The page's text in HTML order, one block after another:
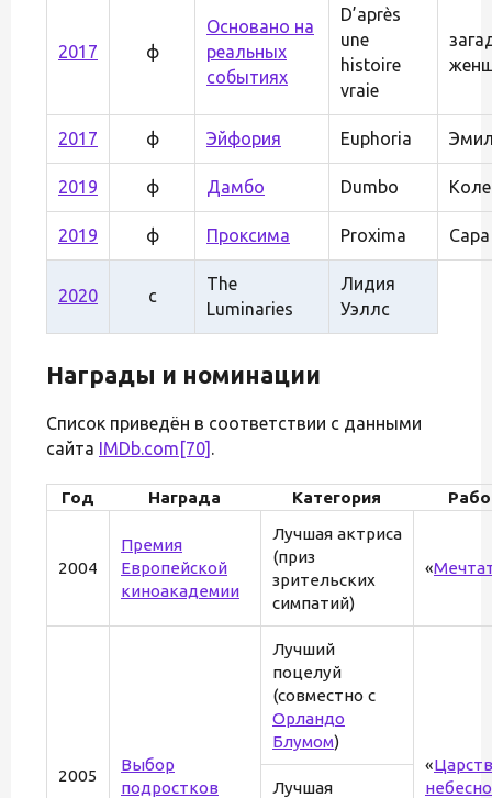
2017 ф
Основано на
реальных
событиях
D’après
une
histoire
vraie
2017 ф Эйфория Euphoria
2019 ф Дамбо Dumbo
2019 ф Проксима Proxima
2020 с
The
Luminaries
Лидия
Уэллс
Награды и номинации
Список приведён в соответствии с данными
сайта IMDb.com [70] .
Год Награда Категория
2004
Премия
Европейской
киноакадемии
Лучшая актриса
(приз
зрительских
симпатий)
«
2005
Выбор
подростков
Лучший
поцелуй
(совместно с
Орландо
Блумом)
«
Лучшая